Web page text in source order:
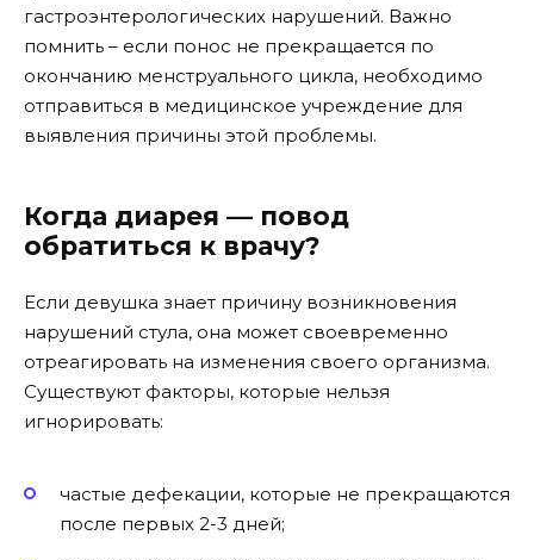
гастроэнтерологических нарушений. Важно
помнить – если понос не прекращается по
окончанию менструального цикла, необходимо
отправиться в медицинское учреждение для
выявления причины этой проблемы.
Когда диарея — повод
обратиться к врачу?
Если девушка знает причину возникновения
нарушений стула, она может своевременно
отреагировать на изменения своего организма.
Существуют факторы, которые нельзя
игнорировать:
частые дефекации, которые не прекращаются
после первых 2-3 дней;